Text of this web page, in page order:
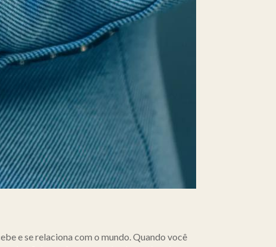
e se relaciona com o mundo. Quando você